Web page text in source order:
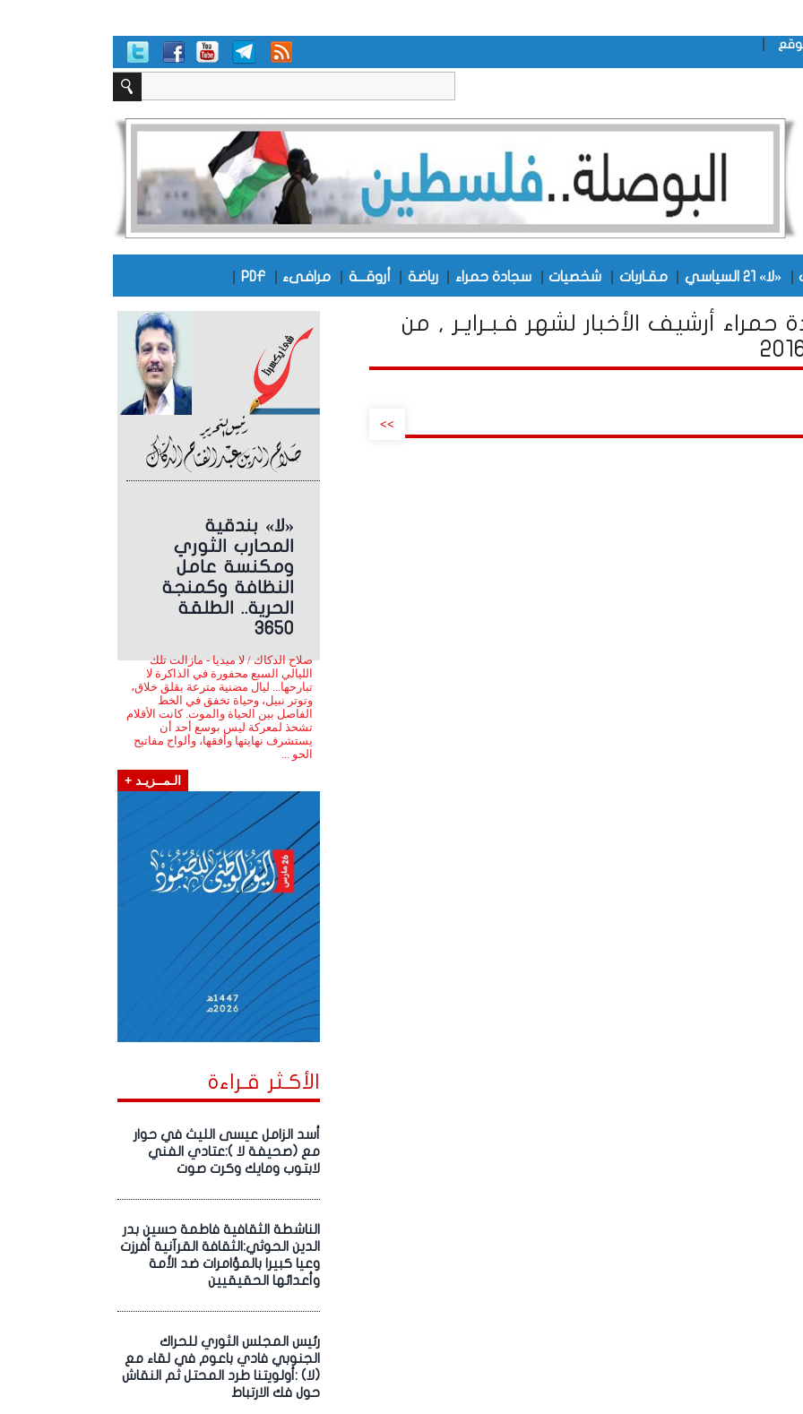
«لا» 21 السياسي مقـاربات شخصيات سجادة حمراء رياضة أروقـــة مرافىء PDF
«لا» بندقية
المحارب الثوري
ومكنسة عامل
النظافة وكمنجة
الحرية.. الطلقة
3650
صلاح الدكاك / لا ميديا - مازالت تلك
الليالي السبع محفورة في الذاكرة لا
تبارحها... ليال مضنية مترعة بقلق خلاق،
وتوتر نبيل، وحياة تخفق في الخط
الفاصل بين الحياة والموت. كانت الأقلام
تشحذ لمعركة ليس بوسع أحد أن
يستشرف نهايتها وأفقها، وألواح مفاتيح
الحو ...
الـمــزيـد +
الأكـثر قـراءة
أسد الزامل عيسى الليث في حوار
مع (صحيفة لا ):عتادي الفني
لابتوب ومايك وكرت صوت
الناشطة الثقافية فاطمة حسين بدر
الدين الحوثي:الثقافة القرآنية أفرزت
وعيا كبيرا بالمؤامرات ضد الأمة
وأعدائها الحقيقيين
رئيس المجلس الثوري للحراك
الجنوبي فادي باعوم في لقاء مع
(لا) :أولويتنا طرد المحتل ثم النقاش
حول فك الارتباط
حمراء أرشيف الأخبار لشهر فـبـرايـر , من
>>